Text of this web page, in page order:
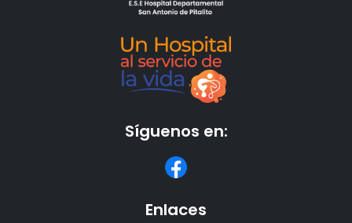
18.2 Plan de Austeridad en Gestión Ambiental
Síguenos en:
Enlaces